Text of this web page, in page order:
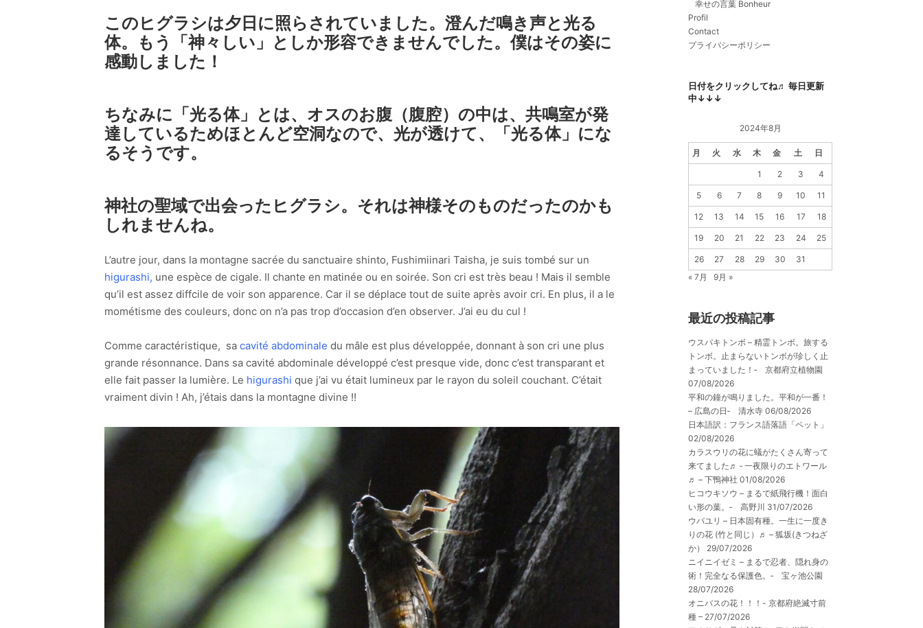
このヒグラシは夕日に照らされていました。澄んだ鳴き声と光る
体。もう「神々しい」としか形容できませんでした。僕はその姿に
感動しました！
ちなみに「光る体」とは、オスのお腹（腹腔）の中は、共鳴室が発
達しているためほとんど空洞なので、光が透けて、「光る体」にな
るそうです。
神社の聖域で出会ったヒグラシ。それは神様そのものだったのかも
しれませんね。
L’autre jour, dans la montagne sacrée du sanctuaire shinto, Fushimiinari Taisha, je suis tombé sur un
higurashi, une espèce de cigale. Il chante en matinée ou en soirée. Son cri est très beau ! Mais il semble
qu’il est assez diffcile de voir son apparence. Car il se déplace tout de suite après avoir cri. En plus, il a le
mométisme des couleurs, donc on n’a pas trop d’occasion d’en observer. J’ai eu du cul !
Comme caractéristique, sa cavité abdominale du mâle est plus développée, donnant à son cri une plus
grande résonnance. Dans sa cavité abdominale développé c’est presque vide, donc c’est transparant et
elle fait passer la lumière. Le higurashi que j’ai vu était lumineux par le rayon du soleil couchant. C’était
vraiment divin ! Ah, j’étais dans la montagne divine !!
幸せの言葉 Bonheur
Profil
Contact
プライバシーポリシー
日付をクリックしてね♬ 毎日更新
中↓↓↓
2024年8月
月 火 水 木 金 土 日
1 2 3 4
5 6 7 8 9 10 11
12 13 14 15 16 17 18
19 20 21 22 23 24 25
26 27 28 29 30
31
« 7月
9月 »
最近の投稿記事
ウスバキトンボ – 精霊トンボ。旅する
トンボ。止まらないトンボが珍しく止
まっていました！‐ 京都府立植物園
07/08/2026
平和の鐘が鳴りました。平和が一番！
– 広島の日‐ 清水寺 06/08/2026
日本語訳：フランス語落語「ペット」
02/08/2026
カラスウリの花に蟻がたくさん寄って
来てました♬ ‐ 一夜限りのエトワール
♬ – 下鴨神社 01/08/2026
ヒコウキソウ – まるで紙飛行機！面白
い形の葉。‐ 高野川 31/07/2026
ウバユリ – 日本固有種。一生に一度き
りの花 (竹と同じ）♬ – 狐坂(きつねざ
か）
29/07/2026
ニイニイゼミ – まるで忍者、隠れ身の
術！完全なる保護色。‐ 宝ヶ池公園
28/07/2026
オニバスの花！！！- 京都府絶滅寸前
種 – 27/07/2026